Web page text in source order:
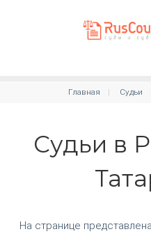
Главная Судьи
Судьи в
На странице